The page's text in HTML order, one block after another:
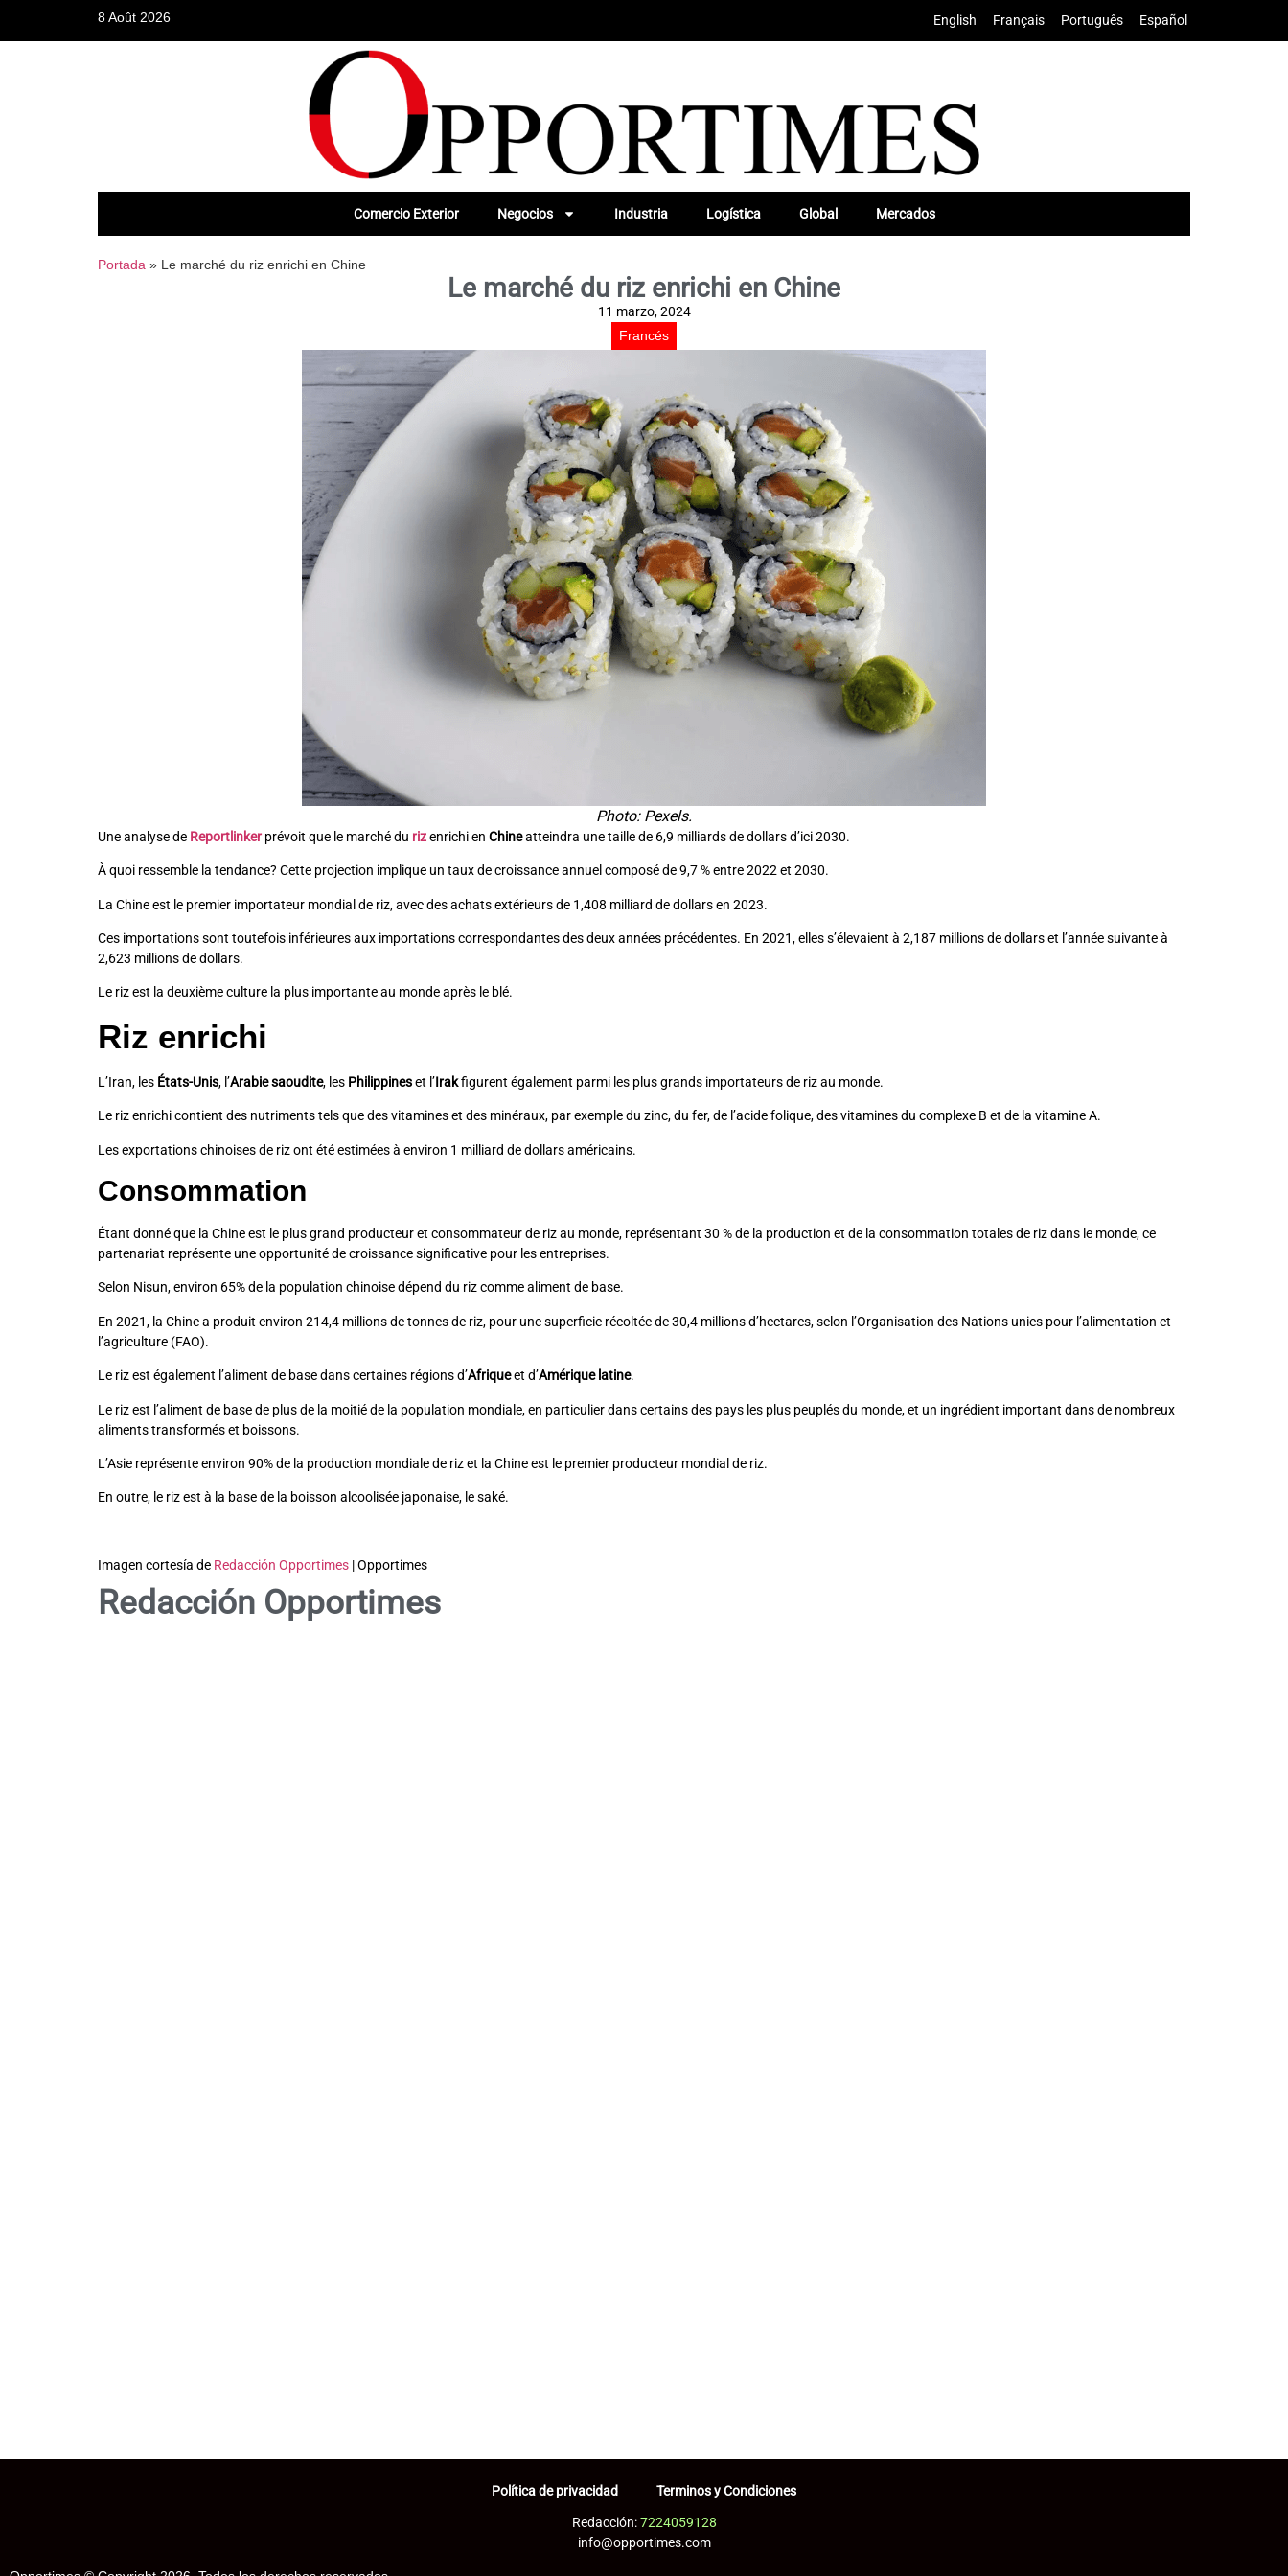
8 Août 2026 English Français Português Español
Comercio Exterior Negocios Industria Logística Global Mercados
Portada » Le marché du riz enrichi en Chine
Le marché du riz enrichi en Chine
11 marzo, 2024
Francés
Photo: Pexels.
Une analyse de Reportlinker prévoit que le marché du rizenrichi en Chineatteindra une taille de 6,9 milliards de dollars d’ici 2030.
À quoi ressemble la tendance? Cette projection implique un taux de croissance annuel composé de 9,7 % entre 2022 et 2030.
La Chine est le premier importateur mondial de riz, avec des achats extérieurs de 1,408 milliard de dollars en 2023.
Ces importations sont toutefois inférieures aux importations correspondantes des deux années précédentes. En 2021, elles s’élevaient à 2,187 millions de dollars et l’année suivante à
2,623 millions de dollars.
Le riz est la deuxième culture la plus importante au monde après le blé.
Riz enrichi
L’Iran, les États-Unis, l’Arabie saoudite, les Philippineset l’Irakfigurent également parmi les plus grands importateurs de riz au monde.
Le riz enrichi contient des nutriments tels que des vitamines et des minéraux, par exemple du zinc, du fer, de l’acide folique, des vitamines du complexe B et de la vitamine A.
Les exportations chinoises de riz ont été estimées à environ 1 milliard de dollars américains.
Consommation
Étant donné que la Chine est le plus grand producteur et consommateur de riz au monde, représentant 30 % de la production et de la consommation totales de riz dans le monde, ce
partenariat représente une opportunité de croissance significative pour les entreprises.
Selon Nisun, environ 65% de la population chinoise dépend du riz comme aliment de base.
En 2021, la Chine a produit environ 214,4 millions de tonnes de riz, pour une superficie récoltée de 30,4 millions d’hectares, selon l’Organisation des Nations unies pour l’alimentation et
l’agriculture (FAO).
Le riz est également l’aliment de base dans certaines régions d’Afriqueet d’Amérique latine.
Le riz est l’aliment de base de plus de la moitié de la population mondiale, en particulier dans certains des pays les plus peuplés du monde, et un ingrédient important dans de nombreux
aliments transformés et boissons.
L’Asie représente environ 90% de la production mondiale de riz et la Chine est le premier producteur mondial de riz.
En outre, le riz est à la base de la boisson alcoolisée japonaise, le saké.
Imagen cortesía de Redacción Opportimes | Opportimes
Redacción Opportimes
Política de privacidad Terminos y Condiciones
Redacción:7224059128
info@opportimes.com